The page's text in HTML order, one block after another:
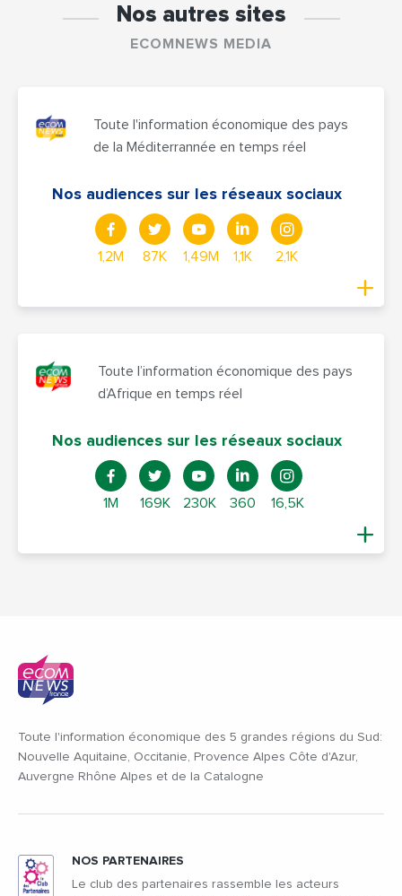
Nos autres sites
ECOMNEWS MEDIA
Toute l'information économique des pays
de la Méditerrannée en temps réel
Nos audiences sur les réseaux sociaux
1,2M 87K 1,49M 1,1K 2,1K
Toute l’information économique des pays
d’Afrique en temps réel
Nos audiences sur les réseaux sociaux
1M 169K 230K 360 16,5K
Toute l'information économique des 5 grandes régions du Sud:
Nouvelle Aquitaine, Occitanie, Provence Alpes Côte d'Azur,
Auvergne Rhône Alpes et de la Catalogne
NOS PARTENAIRES
Le club des partenaires rassemble les acteurs